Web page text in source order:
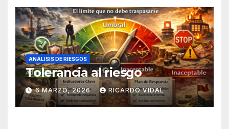
ANÁLISIS DE RIESGOS
Tolerancia al riesgo
6 MARZO, 2026 RICARDO VIDAL